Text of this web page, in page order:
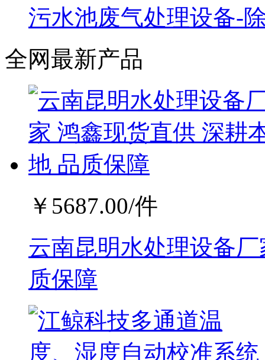
污水池废气处理设备-
全网最新产品
￥ 5687.00/件
云南昆明水处理设备
质保障